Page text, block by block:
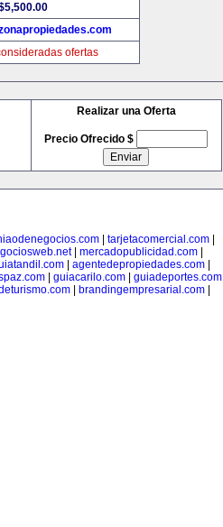
ofertas
Realizar una Oferta
Precio Ofrecido $
| tarjetacomercial.com|
| mercadopublicidad.com
| agentedepropiedades.com|
guiacarilo.com guiadeportes.com
| brandingempresarial.com|